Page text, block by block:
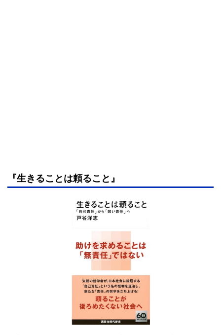
『生きることは頼ること』